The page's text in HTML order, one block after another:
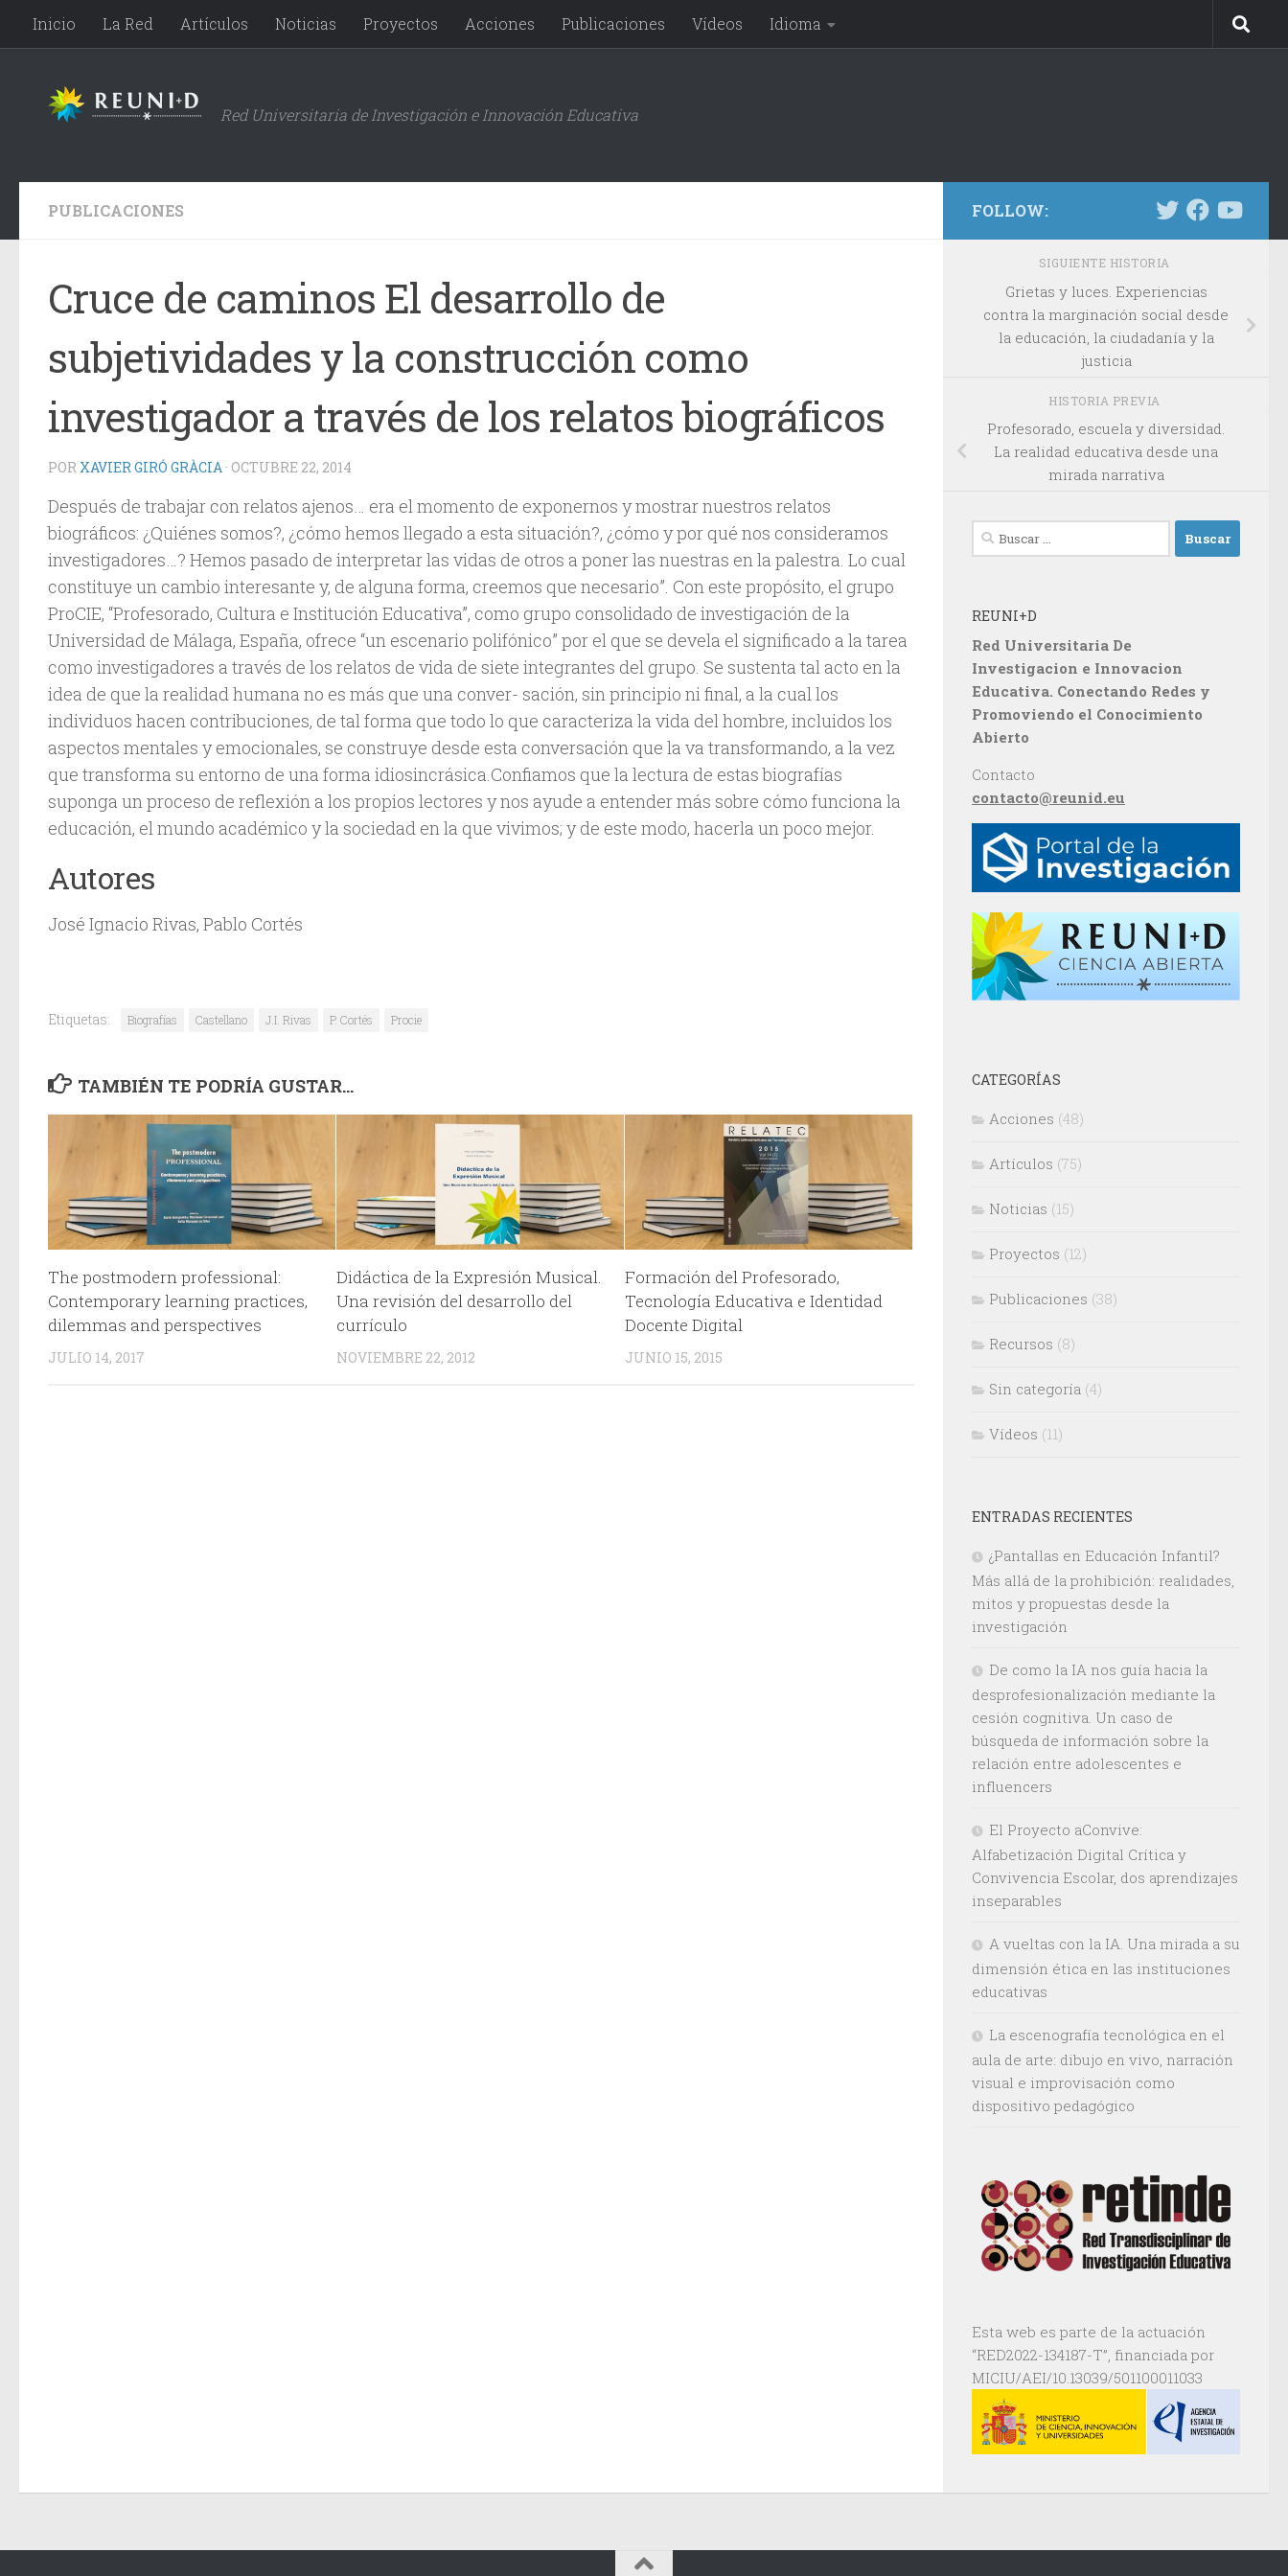
Saltar al contenido
Inicio La Red Artículos Noticias Proyectos Acciones Publicaciones Vídeos Idioma
Red Universitaria de Investigación e Innovación Educativa
PUBLICACIONES
Cruce de caminos El desarrollo de
subjetividades y la construcción como
investigador a través de los relatos biográficos
PORXAVIER GIRÓ GRÀCIA · OCTUBRE 22, 2014
Después de trabajar con relatos ajenos… era el momento de exponernos y mostrar nuestros relatos
biográficos: ¿Quiénes somos?, ¿cómo hemos llegado a esta situación?, ¿cómo y por qué nos consideramos
investigadores…? Hemos pasado de interpretar las vidas de otros a poner las nuestras en la palestra. Lo cual
constituye un cambio interesante y, de alguna forma, creemos que necesario”. Con este propósito, el grupo
ProCIE, “Profesorado, Cultura e Institución Educativa”, como grupo consolidado de investigación de la
Universidad de Málaga, España, ofrece “un escenario polifónico” por el que se devela el significado a la tarea
como investigadores a través de los relatos de vida de siete integrantes del grupo. Se sustenta tal acto en la
idea de que la realidad humana no es más que una conver- sación, sin principio ni final, a la cual los
individuos hacen contribuciones, de tal forma que todo lo que caracteriza la vida del hombre, incluidos los
aspectos mentales y emocionales, se construye desde esta conversación que la va transformando, a la vez
que transforma su entorno de una forma idiosincrásica.Confiamos que la lectura de estas biografías
suponga un proceso de reflexión a los propios lectores y nos ayude a entender más sobre cómo funciona la
educación, el mundo académico y la sociedad en la que vivimos; y de este modo, hacerla un poco mejor.
Autores
José Ignacio Rivas, Pablo Cortés
Etiquetas: Biografías Castellano J.I. Rivas P. Cortés Procie
TAMBIÉN TE PODRÍA GUSTAR...
The postmodern professional:
Contemporary learning practices,
dilemmas and perspectives
JULIO 14, 2017
Didáctica de la Expresión Musical.
Una revisión del desarrollo del
currículo
NOVIEMBRE 22, 2012
Formación del Profesorado,
Tecnología Educativa e Identidad
Docente Digital
JUNIO 15, 2015
FOLLOW:
SIGUIENTE HISTORIA
Grietas y luces. Experiencias
contra la marginación social desde
la educación, la ciudadanía y la
justicia
HISTORIA PREVIA
Profesorado, escuela y diversidad.
La realidad educativa desde una
mirada narrativa
Buscar:
REUNI+D
Red Universitaria De
Investigacion e Innovacion
Educativa. Conectando Redes y
Promoviendo el Conocimiento
Abierto
Contacto
contacto@reunid.eu
CATEGORÍAS
Acciones (48)
Artículos (75)
Noticias (15)
Proyectos (12)
Publicaciones (38)
Recursos (8)
Sin categoría (4)
Vídeos (11)
ENTRADAS RECIENTES
¿Pantallas en Educación Infantil?
Más allá de la prohibición: realidades,
mitos y propuestas desde la
investigación
De como la IA nos guía hacia la
desprofesionalización mediante la
cesión cognitiva. Un caso de
búsqueda de información sobre la
relación entre adolescentes e
influencers
El Proyecto aConvive:
Alfabetización Digital Crítica y
Convivencia Escolar, dos aprendizajes
inseparables
A vueltas con la IA. Una mirada a su
dimensión ética en las instituciones
educativas
La escenografía tecnológica en el
aula de arte: dibujo en vivo, narración
visual e improvisación como
dispositivo pedagógico
Esta web es parte de la actuación
“RED2022-134187-T”, financiada por
MICIU/AEI/10.13039/501100011033